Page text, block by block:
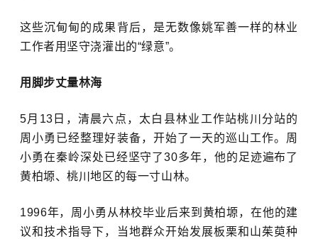
这些沉甸甸的成果背后，是无数像姚军善一样的林业
工作者用坚守浇灌出的“绿意”。
用脚步丈量林海
5月13日，清晨六点，太白县林业工作站桃川分站的
周小勇已经整理好装备，开始了一天的巡山工作。周
小勇在秦岭深处已经坚守了30多年，他的足迹遍布了
黄柏塬、桃川地区的每一寸山林。
1996年，周小勇从林校毕业后来到黄柏塬，在他的建
议和技术指导下，当地群众开始发展板栗和 山茱萸种